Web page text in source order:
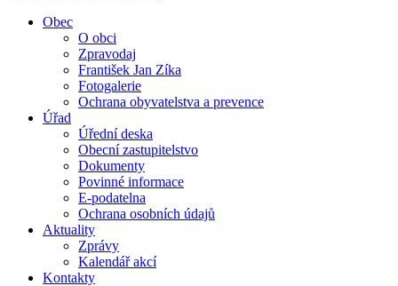
Obec
O obci
Zpravodaj
František Jan Zíka
Fotogalerie
Ochrana obyvatelstva a prevence
Úřad
Úřední deska
Obecní zastupitelstvo
Dokumenty
Povinné informace
E-podatelna
Ochrana osobních údajů
Aktuality
Zprávy
Kalendář akcí
Kontakty